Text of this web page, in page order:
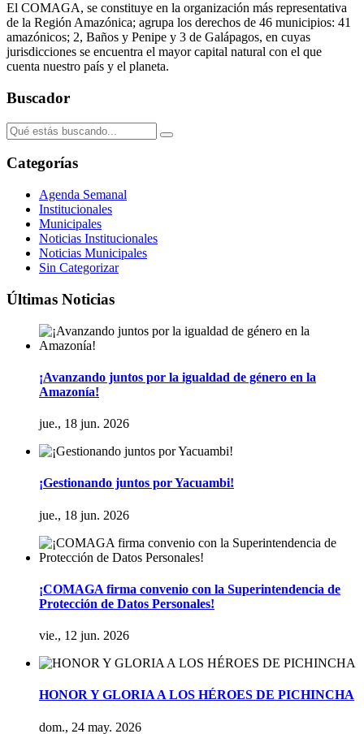
El COMAGA, se constituye en la organización más representativa
de la Región Amazónica; agrupa los derechos de 46 municipios: 41
amazónicos; 2, Baños y Penipe y 3 de Galápagos, en cuyas
jurisdicciones se encuentra el mayor capital natural con el que
cuenta nuestro país y el planeta.
Buscador
Categorías
Agenda Semanal
Institucionales
Municipales
Noticias Institucionales
Noticias Municipales
Sin Categorizar
Últimas Noticias
¡Avanzando juntos por la igualdad de género en la
Amazonía!
jue., 18 jun. 2026
¡Gestionando juntos por Yacuambi!
jue., 18 jun. 2026
¡COMAGA firma convenio con la Superintendencia de
Protección de Datos Personales!
vie., 12 jun. 2026
HONOR Y GLORIA A LOS HÉROES DE PICHINCHA
dom., 24 may. 2026